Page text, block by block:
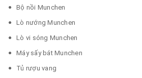
Bộ nồi Munchen
Lò nướng Munchen
Lò vi sóng Munchen
Máy sấy bát Munchen
Tủ rượu vang